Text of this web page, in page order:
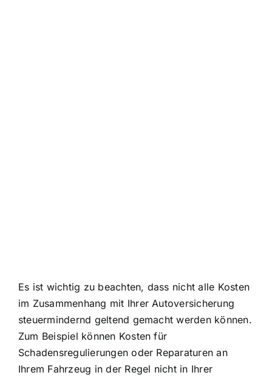
Es ist wichtig zu beachten, dass nicht alle Kosten
im Zusammenhang mit Ihrer Autoversicherung
steuermindernd geltend gemacht werden können.
Zum Beispiel können Kosten für
Schadensregulierungen oder Reparaturen an
Ihrem Fahrzeug in der Regel nicht in Ihrer